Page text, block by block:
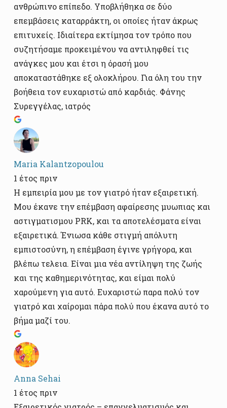
ανθρώπινο επίπεδο. Υποβλήθηκα σε δύο
επεμβάσεις καταρράκτη, οι οποίες ήταν άκρως
επιτυχείς. Ιδιαίτερα εκτίμησα τον τρόπο που
συζητήσαμε προκειμένου να αντιληφθεί τις
ανάγκες μου και έτσι η όρασή μου
αποκαταστάθηκε εξ ολοκλήρου. Για όλη του την
βοήθεια τον ευχαριστώ από καρδιάς. Φάνης
Συρεγγέλας, ιατρός
Maria Kalantzopoulou
1 έτος πριν
Η εμπειρία μου με τον γιατρό ήταν εξαιρετική.
Μου έκανε την επέμβαση αφαίρεσης μυωπιας και
αστιγματισμου PRK, και τα αποτελέσματα είναι
εξαιρετικά. Ένιωσα κάθε στιγμή απόλυτη
εμπιστοσύνη, η επέμβαση έγινε γρήγορα, και
βλέπω τελεια. Είναι μια νέα αντίληψη της ζωής
και της καθημερινότητας, και είμαι πολύ
χαρούμενη για αυτό. Ευχαριστώ παρα πολύ τον
γιατρό και χαίρομαι πάρα πολύ που έκανα αυτό το
βήμα μαζί του.
Anna Sehai
1 έτος πριν